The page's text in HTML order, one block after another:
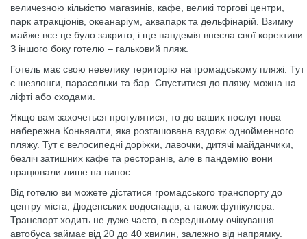
величезною кількістю магазинів, кафе, великі торгові центри,
парк атракціонів, океанаріум, аквапарк та дельфінарій. Взимку
майже все це було закрито, і ще пандемія внесла свої корективи.
З іншого боку готелю – гальковий пляж.
Готель має свою невелику територію на громадському пляжі. Тут
є шезлонги, парасольки та бар. Спуститися до пляжу можна на
ліфті або сходами.
Якщо вам захочеться прогулятися, то до ваших послуг нова
набережна Коньяалти, яка розташована вздовж однойменного
пляжу. Тут є велосипедні доріжки, лавочки, дитячі майданчики,
безліч затишних кафе та ресторанів, але в пандемію вони
працювали лише на винос.
Від готелю ви можете дістатися громадського транспорту до
центру міста, Дюденських водоспадів, а також фунікулера.
Транспорт ходить не дуже часто, в середньому очікування
автобуса займає від 20 до 40 хвилин, залежно від напрямку.